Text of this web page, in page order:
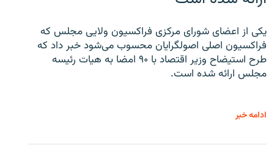
یکی از اعضای شورای مرکزی فراکسیون ولایی مجلس که
فراکسیون اصلی اصولگرایان محسوب می‌شود خبر داد که
طرح استیضاح وزیر اقتصاد با ۹۰ امضا به هیات رئیسه
مجلس ارائه شده است.
ادامه خبر